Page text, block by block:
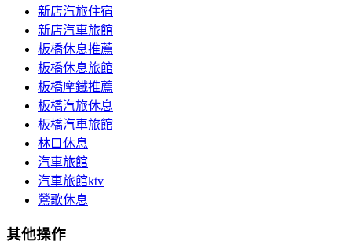
新店汽旅住宿
新店汽車旅館
板橋休息推薦
板橋休息旅館
板橋摩鐵推薦
板橋汽旅休息
板橋汽車旅館
林口休息
汽車旅館
汽車旅館ktv
鶯歌休息
其他操作